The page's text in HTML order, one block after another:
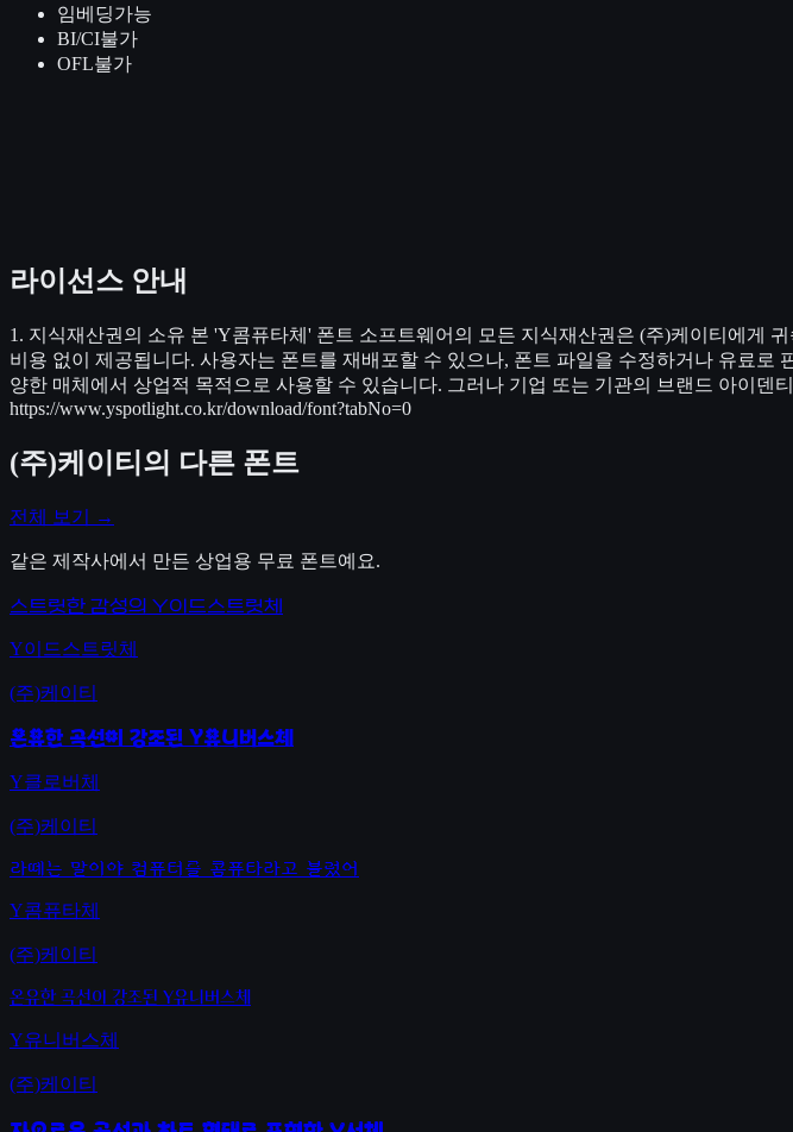
임베딩가능
BI/CI불가
OFL불가
라이선스 안내
1. 지식재산권의 소유 본 'Y콤퓨타체' 폰트 소프트웨어의 모든 지식재산권은 (주)케이티에게
비용 없이 제공됩니다. 사용자는 폰트를 재배포할 수 있으나, 폰트 파일을 수정하거나 유료
양한 매체에서 상업적 목적으로 사용할 수 있습니다. 그러나 기업 또는 기관의 브랜드 아이덴
https://www.yspotlight.co.kr/download/font?tabNo=0
(주)케이티 의 다른 폰트
전체 보기 →
같은 제작사에서 만든 상업용 무료 폰트예요.
스트릿한 감성의 Y이드스트릿체
Y이드스트릿체
(주)케이티
온유한 곡선이 강조된 Y유니버스체
Y클로버체
(주)케이티
라떼는 말이야 컴퓨터를 콤퓨타라고 불렀어
Y콤퓨타체
(주)케이티
온유한 곡선이 강조된 Y유니버스체
Y유니버스체
(주)케이티